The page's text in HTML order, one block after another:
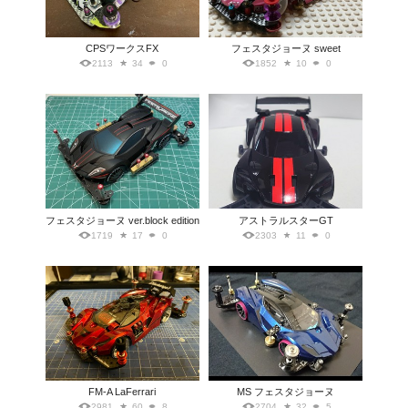
CPSワークスFX
2113 34 0
フェスタジョーヌ sweet
1852 10 0
フェスタジョーヌ ver.block edition
1719 17 0
アストラルスターGT
2303 11 0
FM-A LaFerrari MS フェスタジョーヌ